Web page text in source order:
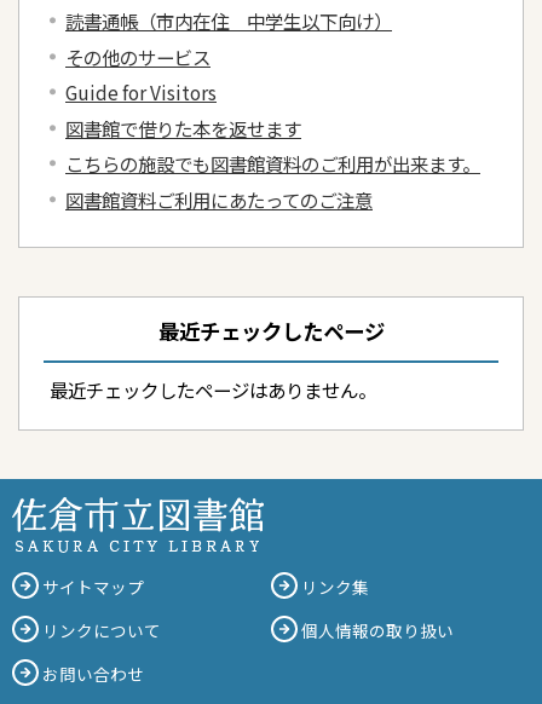
読書通帳（市内在住 中学生以下向け）
その他のサービス
Guide for Visitors
図書館で借りた本を返せます
こちらの施設でも図書館資料のご利用が出来ます。
図書館資料ご利用にあたってのご注意
最近チェックしたページ
最近チェックしたページはありません。
サイトマップ
リンク集
リンクについて
個人情報の取り扱い
お問い合わせ